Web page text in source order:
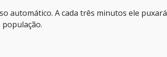
automático. A cada três minutos ele puxará